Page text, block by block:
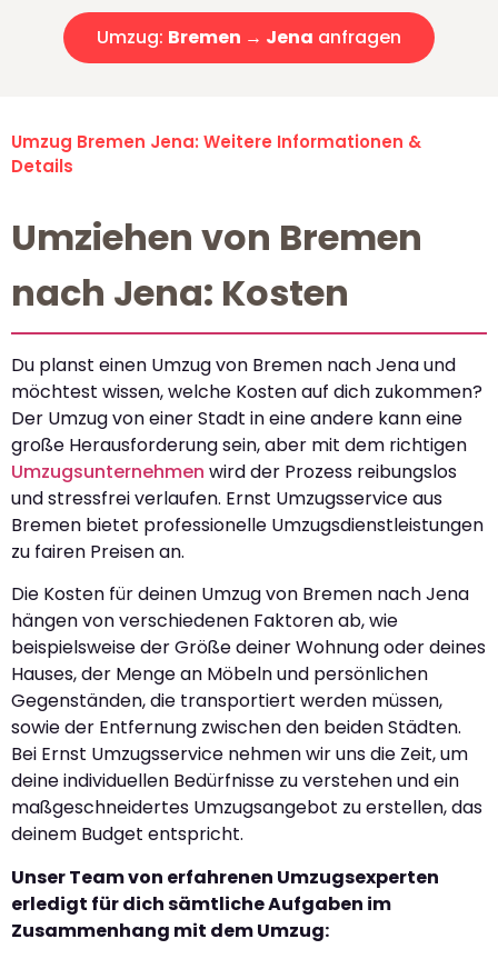
Umzug: Bremen → Jena anfragen
Umzug Bremen Jena: Weitere Informationen &
Details
Umziehen von Bremen
nach Jena: Kosten
Du planst einen Umzug von Bremen nach Jena und
möchtest wissen, welche Kosten auf dich zukommen?
Der Umzug von einer Stadt in eine andere kann eine
große Herausforderung sein, aber mit dem richtigen
Umzugsunternehmen wird der Prozess reibungslos
und stressfrei verlaufen. Ernst Umzugsservice aus
Bremen bietet professionelle Umzugsdienstleistungen
zu fairen Preisen an.
Die Kosten für deinen Umzug von Bremen nach Jena
hängen von verschiedenen Faktoren ab, wie
beispielsweise der Größe deiner Wohnung oder deines
Hauses, der Menge an Möbeln und persönlichen
Gegenständen, die transportiert werden müssen,
sowie der Entfernung zwischen den beiden Städten.
Bei Ernst Umzugsservice nehmen wir uns die Zeit, um
deine individuellen Bedürfnisse zu verstehen und ein
maßgeschneidertes Umzugsangebot zu erstellen, das
deinem Budget entspricht.
Unser Team von erfahrenen Umzugsexperten
erledigt für dich sämtliche Aufgaben im
Zusammenhang mit dem Umzug: